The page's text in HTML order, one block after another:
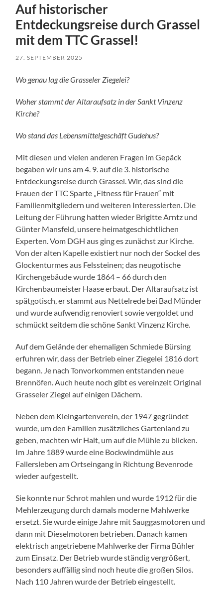
Auf historischer
Entdeckungsreise durch Grassel
mit dem TTC Grassel!
27. SEPTEMBER 2025
Wo genau lag die Grasseler Ziegelei?
Woher stammt der Altaraufsatz in der Sankt Vinzenz
Kirche?
Wo stand das Lebensmittelgeschäft Gudehus?
Mit diesen und vielen anderen Fragen im Gepäck
begaben wir uns am 4. 9. auf die 3. historische
Entdeckungsreise durch Grassel. Wir, das sind die
Frauen der TTC Sparte „Fitness für Frauen“ mit
Familienmitgliedern und weiteren Interessierten. Die
Leitung der Führung hatten wieder Brigitte Arntz und
Günter Mansfeld, unsere heimatgeschichtlichen
Experten. Vom DGH aus ging es zunächst zur Kirche.
Von der alten Kapelle existiert nur noch der Sockel des
Glockenturmes aus Felssteinen; das neugotische
Kirchengebäude wurde 1864 – 66 durch den
Kirchenbaumeister Haase erbaut. Der Altaraufsatz ist
spätgotisch, er stammt aus Nettelrede bei Bad Münder
und wurde aufwendig renoviert sowie vergoldet und
schmückt seitdem die schöne Sankt Vinzenz Kirche.
Auf dem Gelände der ehemaligen Schmiede Bürsing
erfuhren wir, dass der Betrieb einer Ziegelei 1816 dort
begann. Je nach Tonvorkommen entstanden neue
Brennöfen. Auch heute noch gibt es vereinzelt Original
Grasseler Ziegel auf einigen Dächern.
Neben dem Kleingartenverein, der 1947 gegründet
wurde, um den Familien zusätzliches Gartenland zu
geben, machten wir Halt, um auf die Mühle zu blicken.
Im Jahre 1889 wurde eine Bockwindmühle aus
Fallersleben am Ortseingang in Richtung Bevenrode
wieder aufgestellt.
Sie konnte nur Schrot mahlen und wurde 1912 für die
Mehlerzeugung durch damals moderne Mahlwerke
ersetzt. Sie wurde einige Jahre mit Sauggasmotoren und
dann mit Dieselmotoren betrieben. Danach kamen
elektrisch angetriebene Mahlwerke der Firma Bühler
zum Einsatz. Der Betrieb wurde ständig vergrößert,
besonders auffällig sind noch heute die großen Silos.
Nach 110 Jahren wurde der Betrieb eingestellt.